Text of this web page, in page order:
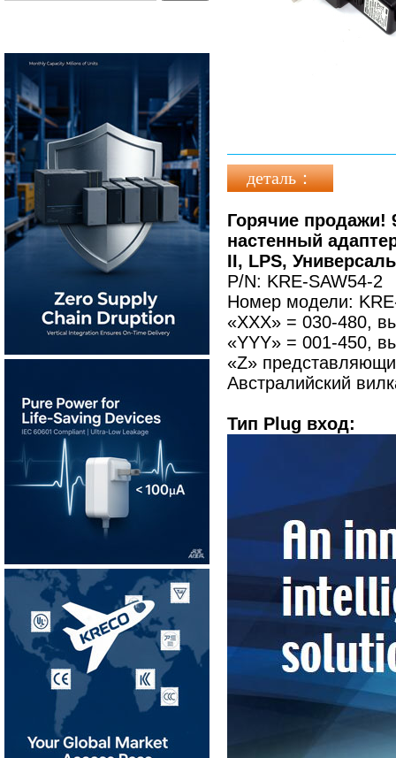
деталь：
Горячие продажи!
настенный
II, LPS,
P/N: KRE-SAW54-2
Номер модели:
«XXX» = 030-480,
«YYY» = 001-450,
«Z»
Австралийский
Тип Plug вход: